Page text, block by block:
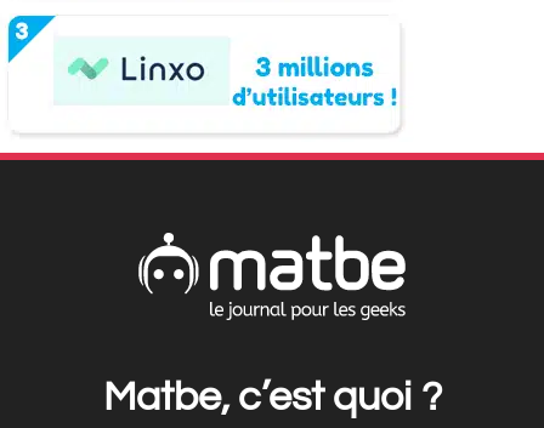
Matbe, c’est quoi ?